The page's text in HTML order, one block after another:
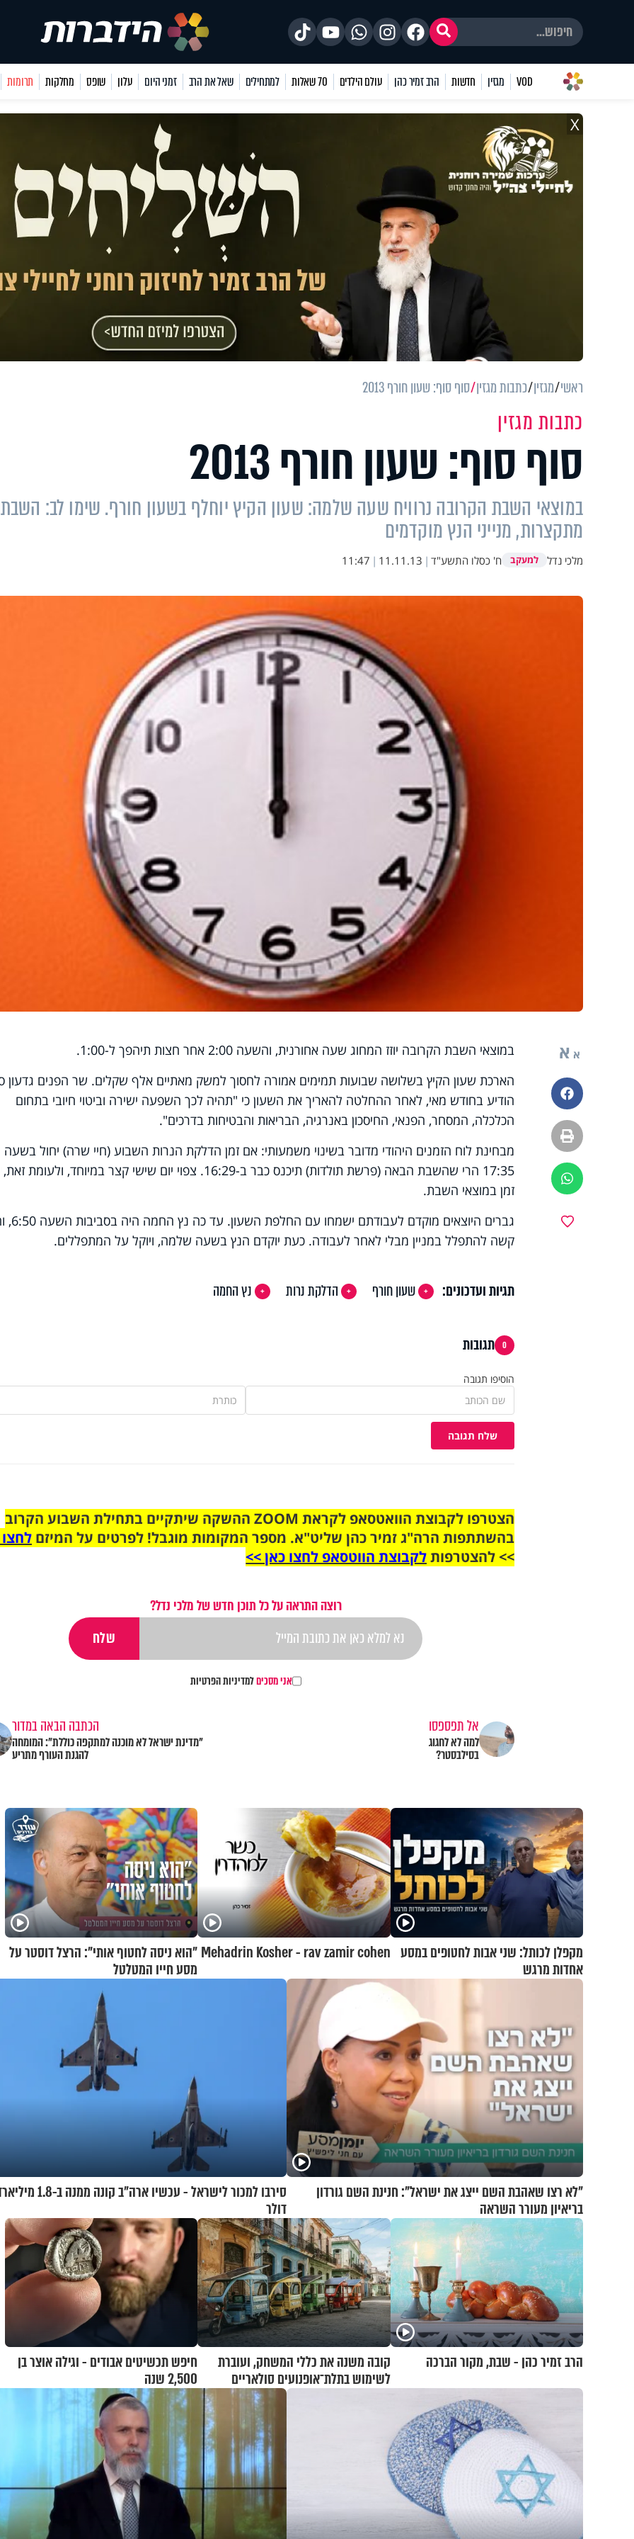
VOD מגזין חדשות הרב זמיר כהן עולם הילדים 70 שאלות למתחילים שאל את הרב זמני היום עלון שופס מחלקות תרומות
X
ראשי מגזין כתבות מגזין סוף סוף: שעון חורף 2013
כתבות מגזין
סוף סוף: שעון חורף 2013
במוצאי השבת הקרובה נרוויח שעה שלמה: שעון הקיץ יוחלף בשעון חורף. שימו לב:
מתקצרות, מנייני הנץ מוקדמים
מלכי נדל למעקב ח' כסלו התשע"ד |
11.11.13
|
11:47
א א
פייסבוק
הדפסה
ווטסאפ
במוצאי השבת הקרובה יוזז המחוג שעה אחורנית, והשעה 2:00 אחר חצות תיהפך ל-1:00.
הארכת שעון הקיץ בשלושה שבועות תמימים אמורה לחסוך למשק מאתיים אלף שקלים. שר הפנים גדעון
הודיע בחודש מאי, לאחר ההחלטה להאריך את השעון כי "תהיה לכך השפעה ישירה וביטוי חיובי בתחום
הכלכלה, המסחר, הפנאי, החיסכון באנרגיה, הבריאות והבטיחות בדרכים".
מבחינת לוח הזמנים היהודי מדובר בשינוי משמעותי: אם זמן הדלקת הנרות השבוע (חיי שרה) יחול בשעה
17:35 הרי שהשבת הבאה (פרשת תולדות) תיכנס כבר ב-16:29. צפוי יום שישי קצר במיוחד,
זמן במוצאי השבת.
גברים היוצאים מוקדם
קשה להתפלל במניין מבלי לאחר לעבודה. כעת יוקדם הנץ בשעה שלמה, ויוקל על המתפללים.
תגיות ועדכונים: שעון חורף הדלקת נרות נץ החמה
0 תגובות
הוסיפו תגובה
שלח תגובה
הצטרפו לקבוצת הוואטסאפ לקראת ZOOM ההשקה שיתקיים בתחילת השבוע הקרוב
בהשתתפות הרה"ג זמיר כהן שליט"א. מספר המקומות מוגבל! לפרטים על המיזם
>> להצטרפותלקבוצת הווטסאפ לחצו כאן >>
רוצה התראה על כל תוכן חדש של מלכי נדל?
אני מסכיםלמדיניות הפרטיות
אל תפספסו
למה לא לחגוג
בסילבסטר?
הכתבה הבאה במדור
"מדינת ישראל לא מוכנה למתקפה כוללת": המומחה
להגנת העורף מתריע
מקפלן לכותל: שני אבות לחטופים במסע
אחדות מרגש
Mehadrin Kosher - rav zamir cohen "הוא ניסה לחטוף אותי": הרצל דוסטר על
מסע חייו המטלטל
"לא רצו שאהבת השם ייצג את ישראל": חנינת השם גורדון
בריאיון מעורר השראה
סירבו למכור לישראל - עכשיו ארה"ב קונה ממנה ב-
דולר
הרב זמיר כהן - שבת, מקור הברכה
קובה משנה את כללי המשחק, ועוברת
לשימוש בתלת־אופנועים סולאריים
חיפש תכשיטים אבודים - וגילה אוצר בן
2,500 שנה